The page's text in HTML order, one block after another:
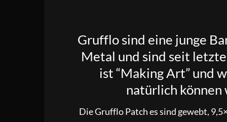
Grufflo sind eine junge
Metal und sind seit
ist “Making Art” und
natürlich können
Die Grufflo Patch es sind gewebt,